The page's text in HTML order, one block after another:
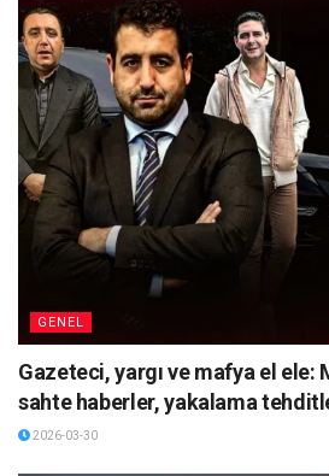
GENEL
Gazeteci, yargı ve mafya el ele:
sahte haberler, yakalama
2026-03-30